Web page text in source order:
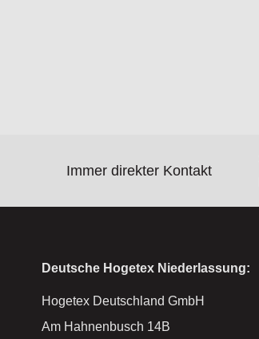
Immer direkter Kontakt
Deutsche Hogetex Niederlassung:
Hogetex Deutschland GmbH
Am Hahnenbusch 14B